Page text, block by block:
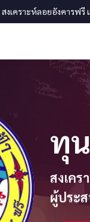
งเคราะห์ลอยอังคารฟรี
ทุ
สงเคร
ผู้ประ